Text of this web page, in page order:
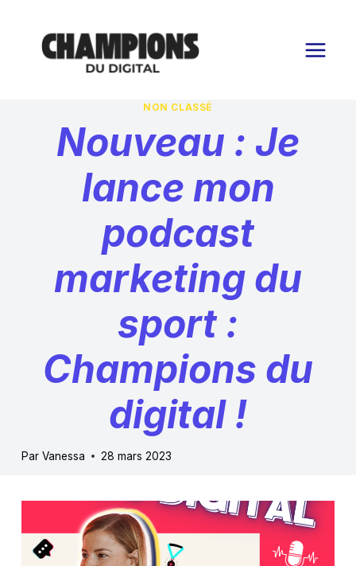
contenu
NON CLASSÉ
Nouveau : Je
lance mon
podcast
marketing du
sport :
Champions du
digital !
Par Vanessa 28 mars 2023